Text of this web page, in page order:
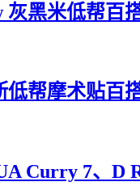
灰黑米低帮百
帮摩术贴百
Curry 7、D